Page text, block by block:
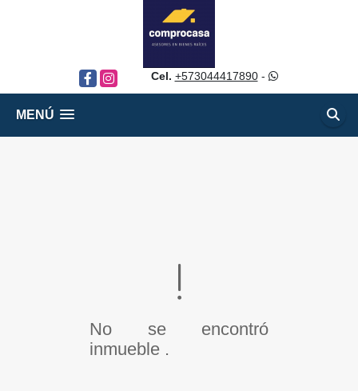
FacebookInstagram Cel. +573044417890-
MENÚ
No se encontró
inmueble .